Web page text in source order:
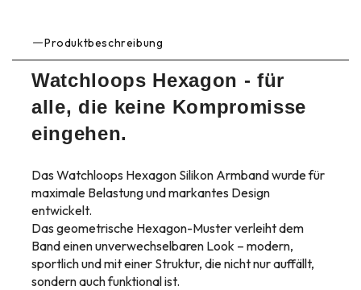
Produktbeschreibung
Watchloops Hexagon - für
alle, die keine Kompromisse
eingehen.
Das Watchloops Hexagon Silikon Armband wurde für
maximale Belastung und markantes Design
entwickelt.
Das geometrische Hexagon-Muster verleiht dem
Band einen unverwechselbaren Look – modern,
sportlich und mit einer Struktur, die nicht nur auffällt,
sondern auch funktional ist.